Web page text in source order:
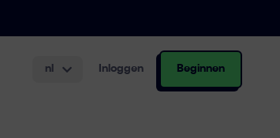
nl Inloggen Beginnen